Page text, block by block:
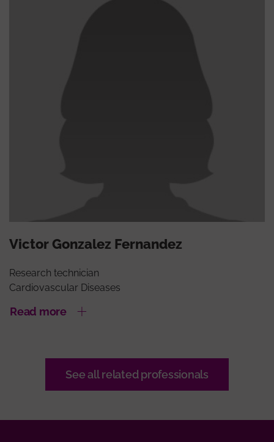
Victor Gonzalez Fernandez
Research technician
Cardiovascular Diseases
Read more
See all related professionals